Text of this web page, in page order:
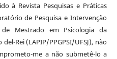
à Revista Pesquisas e Práticas
de Pesquisa e Intervenção
Mestrado em Psicologia da
Rei (LAPIP/PPGPSI/UFSJ), não
me a não submetê-lo a